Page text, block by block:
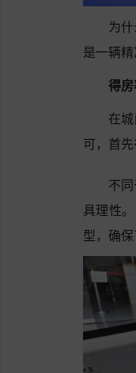
为
是一辆
得
在
可，首
不
具理性
型，确保